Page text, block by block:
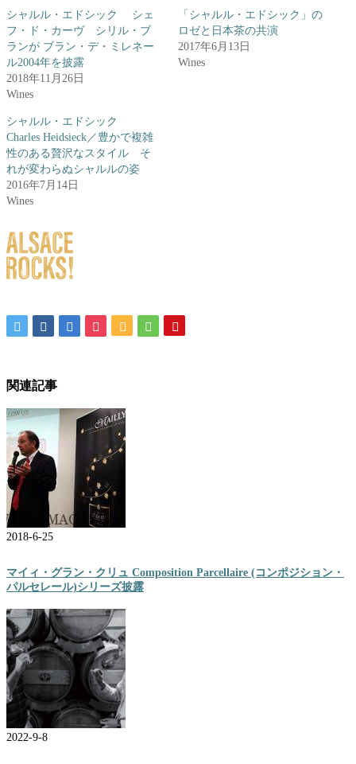
シャルル・エドシック シェ
フ・ド・カーヴ シリル・ブ
ランが ブラン・デ・ミレネー
ル2004年を披露
2018年11月26日
Wines
「シャルル・エドシック」の
ロゼと日本茶の共演
2017年6月13日
Wines
シャルル・エドシック
Charles Heidsieck／豊かで複雑
性のある贅沢なスタイル そ
れが変わらぬシャルルの姿
2016年7月14日
Wines
関連記事
2018-6-25
マイィ・グラン・クリュ Composition Parcellaire (コンポジション・
パルセレール)シリーズ披露
2022-9-8